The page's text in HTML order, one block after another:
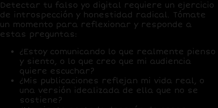
Detectar tu falso yo digital requiere un ejercicio
de introspección y honestidad radical. Tómate
un momento para reflexionar y responde a
estas preguntas:
¿Estoy comunicando lo que realmente pienso
y siento, o lo que creo que mi audiencia
quiere escuchar?
¿Mis publicaciones reflejan mi vida real, o
una versión idealizada de ella que no se
sostiene?